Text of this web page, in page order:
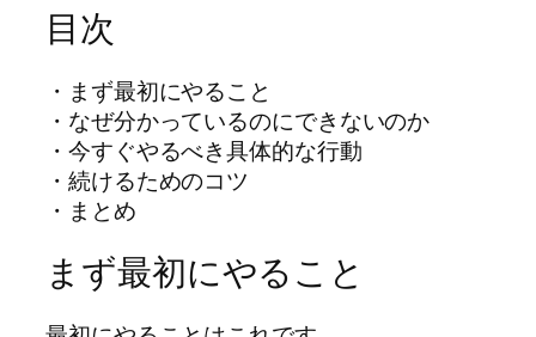
目次
・まず最初にやること
・なぜ分かっているのにできないのか
・今すぐやるべき具体的な行動
・続けるためのコツ
・まとめ
まず最初にやること